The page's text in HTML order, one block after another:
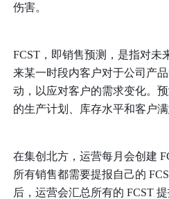
伤害。
FCST，即销售预测，是指对未
来某一时段内客户对于公司产
动，以应对客户的需求变化。
的生产计划、库存水平和客户满
在集创北方，运营每月会创建
所有销售都需要提报自己的
后，运营会汇总所有的 FCST